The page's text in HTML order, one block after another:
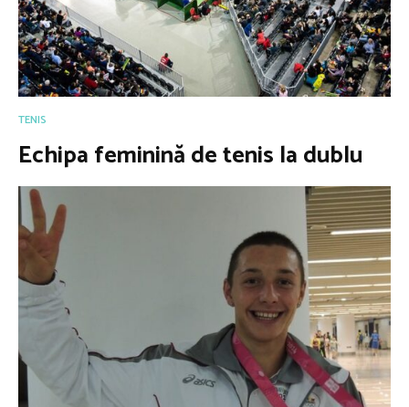
TENIS
Echipa feminină de tenis la dublu